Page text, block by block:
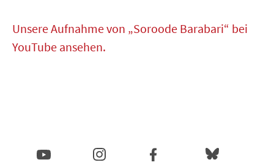
Unsere Aufnahme von „Soroode Barabari“ bei
YouTube ansehen.